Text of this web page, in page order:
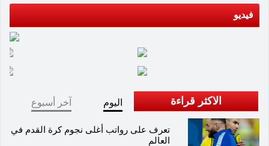
فيديو
الاكثر قراءة اليوم آخر أسبوع
تعرف على رواتب أغلى نجوم كرة القدم في
العالم